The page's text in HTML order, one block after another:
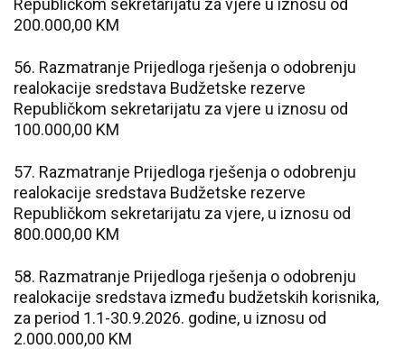
Republičkom sekretarijatu za vjere u iznosu od
200.000,00 KM
56. Razmatranje Prijedloga rješenja o odobrenju
realokacije sredstava Budžetske rezerve
Republičkom sekretarijatu za vjere u iznosu od
100.000,00 KM
57. Razmatranje Prijedloga rješenja o odobrenju
realokacije sredstava Budžetske rezerve
Republičkom sekretarijatu za vjere, u iznosu od
800.000,00 KM
58. Razmatranje Prijedloga rješenja o odobrenju
realokacije sredstava između budžetskih korisnika,
za period 1.1-30.9.2026. godine, u iznosu od
2.000.000,00 KM